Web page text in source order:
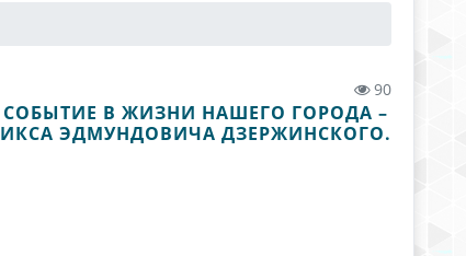
90
В ЖИЗНИ НАШЕГО ГОРОДА –
ЭДМУНДОВИЧА ДЗЕРЖИНСКОГО.